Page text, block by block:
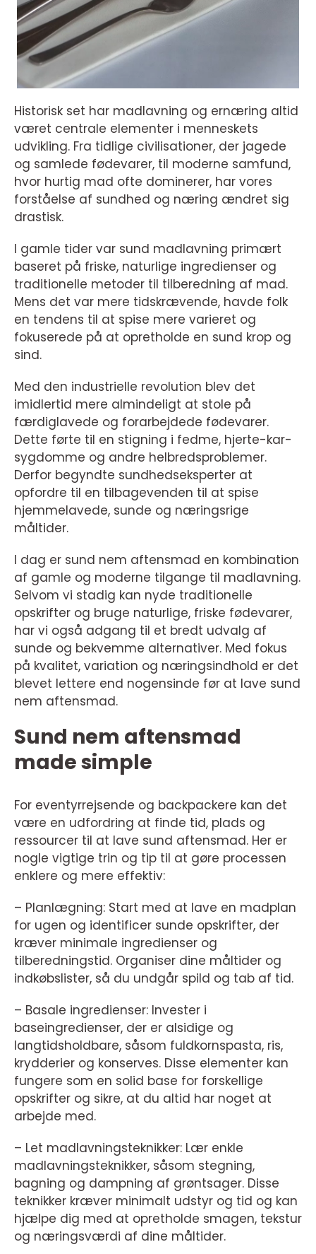
Historisk set har madlavning og ernæring altid
været centrale elementer i menneskets
udvikling. Fra tidlige civilisationer, der jagede
og samlede fødevarer, til moderne samfund,
hvor hurtig mad ofte dominerer, har vores
forståelse af sundhed og næring ændret sig
drastisk.
I gamle tider var sund madlavning primært
baseret på friske, naturlige ingredienser og
traditionelle metoder til tilberedning af mad.
Mens det var mere tidskrævende, havde folk
en tendens til at spise mere varieret og
fokuserede på at opretholde en sund krop og
sind.
Med den industrielle revolution blev det
imidlertid mere almindeligt at stole på
færdiglavede og forarbejdede fødevarer.
Dette førte til en stigning i fedme, hjerte-kar-
sygdomme og andre helbredsproblemer.
Derfor begyndte sundhedseksperter at
opfordre til en tilbagevenden til at spise
hjemmelavede, sunde og næringsrige
måltider.
I dag er sund nem aftensmad en kombination
af gamle og moderne tilgange til madlavning.
Selvom vi stadig kan nyde traditionelle
opskrifter og bruge naturlige, friske fødevarer,
har vi også adgang til et bredt udvalg af
sunde og bekvemme alternativer. Med fokus
på kvalitet, variation og næringsindhold er det
blevet lettere end nogensinde før at lave sund
nem aftensmad.
Sund nem aftensmad
made simple
For eventyrrejsende og backpackere kan det
være en udfordring at finde tid, plads og
ressourcer til at lave sund aftensmad. Her er
nogle vigtige trin og tip til at gøre processen
enklere og mere effektiv:
– Planlægning: Start med at lave en madplan
for ugen og identificer sunde opskrifter, der
kræver minimale ingredienser og
tilberedningstid. Organiser dine måltider og
indkøbslister, så du undgår spild og tab af tid.
– Basale ingredienser: Invester i
baseingredienser, der er alsidige og
langtidsholdbare, såsom fuldkornspasta, ris,
krydderier og konserves. Disse elementer kan
fungere som en solid base for forskellige
opskrifter og sikre, at du altid har noget at
arbejde med.
– Let madlavningsteknikker: Lær enkle
madlavningsteknikker, såsom stegning,
bagning og dampning af grøntsager. Disse
teknikker kræver minimalt udstyr og tid og kan
hjælpe dig med at opretholde smagen, tekstur
og næringsværdi af dine måltider.